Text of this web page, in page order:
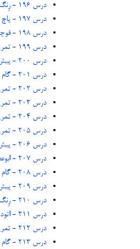
درس 196 - رِنگ بیات ترک
درس 197 - پاچ لیلی
درس 198 - قوچانی
درس 199 - تمرین فا سُری
درس 200 - پیش درآمد شور
درس 201 - گام شور می
درس 202 - تمرین 1 گام شور می
درس 203 - تمرین 2 گام شور می
درس 204 - تمرین 3 گام شور می
درس 205 - تمرین 4 گام شور می با تکیه
درس 206 - پیش درآمد ابوعطا
درس 207 - ابوعطای ضربی
درس 208 - گام دشتی
درس 209 - پیش درآمد دشتی
درس 210 - رِنگ دشتی (رضا محجوبی)
درس 211 - اتود شماره 5 دشتی
درس 212 - تمرین چند نوع دیگر از تکیه ها
درس 213 - گام (ر) ماژور